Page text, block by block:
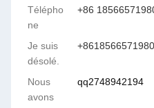
Télépho
ne
+86
Je suis
désolé.
+8618566571980
Nous
avons
qq2748942194